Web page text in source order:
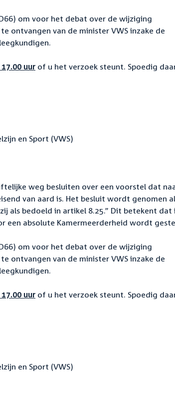
om voor het debat over de wijziging
ontvangen van de minister VWS inzake de
uur of u het verzoek steunt. Spoedig
en Sport (VWS)
weg besluiten over een voorstel dat
van aard is. Het besluit wordt genomen
als bedoeld in artikel 8.25.” Dit betekent dat
een absolute Kamermeerderheid wordt
om voor het debat over de wijziging
ontvangen van de minister VWS inzake de
uur of u het verzoek steunt. Spoedig
en Sport (VWS)